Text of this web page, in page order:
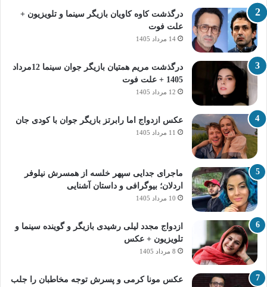
درگذشت کاوه کاویان بازیگر سینما و تلویزیون +
علت فوت
14 مرداد 1405
درگذشت مریم همتیان بازیگر جوان سینما 12مرداد
1405 + علت فوت
12 مرداد 1405
عکس ازدواج اما رابرتز بازیگر جوان با کودی جان
11 مرداد 1405
ماجرای جدایی سپهر خلسه از همسرش نیلوفر
اردلان؛ بیوگرافی و داستان آشنایی
10 مرداد 1405
ازدواج مجدد لیلی رشیدی بازیگر و گوینده سینما و
تلویزیون + عکس
8 مرداد 1405
عکس مونا کرمی و پسرش توجه مخاطبان را جلب